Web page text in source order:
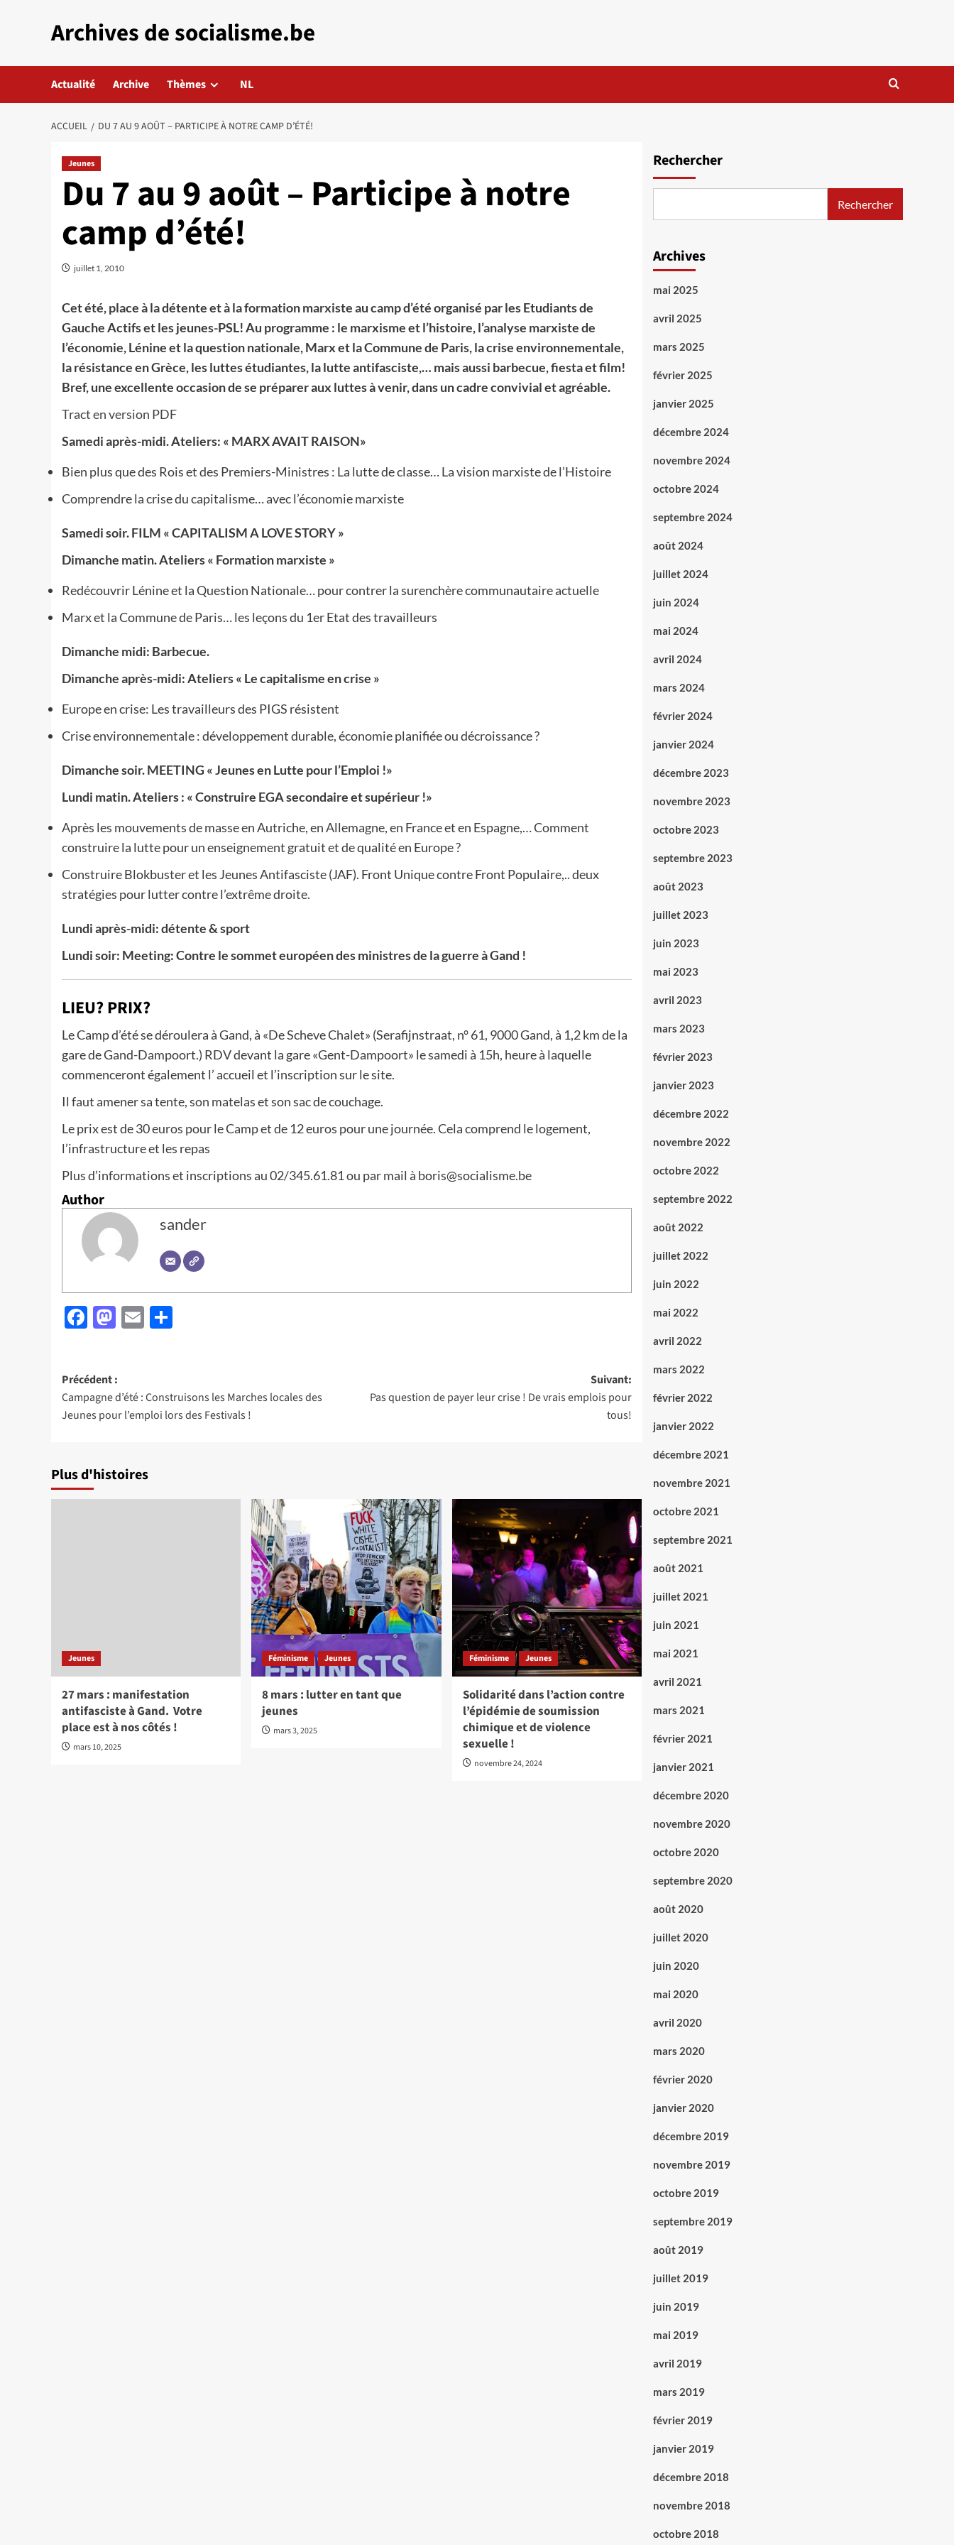
Archives de socialisme.be
Actualité Archive Thèmes NL
ACCUEIL DU 7 AU 9 AOÛT – PARTICIPE À NOTRE CAMP D’ÉTÉ!
Jeunes
Du 7 au 9 août – Participe à notre
camp d’été!
juillet 1, 2010
Cet été, place à la détente et à la formation marxiste au camp d’été organisé par les Etudiants de
Gauche Actifs et les jeunes-PSL! Au programme : le marxisme et l’histoire, l’analyse marxiste de
l’économie, Lénine et la question nationale, Marx et la Commune de Paris, la crise environnementale,
la résistance en Grèce, les luttes étudiantes, la lutte antifasciste,… mais aussi barbecue, fiesta et film!
Bref, une excellente occasion de se préparer aux luttes à venir, dans un cadre convivial et agréable.
Tract en version PDF
Samedi après-midi. Ateliers: « MARX AVAIT RAISON»
Bien plus que des Rois et des Premiers-Ministres : La lutte de classe… La vision marxiste de l’Histoire
Comprendre la crise du capitalisme… avec l’économie marxiste
Samedi soir. FILM « CAPITALISM A LOVE STORY »
Dimanche matin. Ateliers « Formation marxiste »
Redécouvrir Lénine et la Question Nationale… pour contrer la surenchère communautaire actuelle
Marx et la Commune de Paris… les leçons du 1er Etat des travailleurs
Dimanche midi: Barbecue.
Dimanche après-midi: Ateliers « Le capitalisme en crise »
Europe en crise: Les travailleurs des PIGS résistent
Crise environnementale : développement durable, économie planifiée ou décroissance ?
Dimanche soir. MEETING « Jeunes en Lutte pour l’Emploi !»
Lundi matin. Ateliers : « Construire EGA secondaire et supérieur !»
Après les mouvements de masse en Autriche, en Allemagne, en France et en Espagne,… Comment
construire la lutte pour un enseignement gratuit et de qualité en Europe ?
Construire Blokbuster et les Jeunes Antifasciste (JAF). Front Unique contre Front Populaire,.. deux
stratégies pour lutter contre l’extrême droite.
Lundi après-midi: détente & sport
Lundi soir: Meeting: Contre le sommet européen des ministres de la guerre à Gand !
LIEU? PRIX?
Le Camp d’été se déroulera à Gand, à «De Scheve Chalet» (Serafijnstraat, n° 61, 9000 Gand, à 1,2 km de la
gare de Gand-Dampoort.) RDV devant la gare «Gent-Dampoort» le samedi à 15h, heure à laquelle
commenceront également l’ accueil et l’inscription sur le site.
Il faut amener sa tente, son matelas et son sac de couchage.
Le prix est de 30 euros pour le Camp et de 12 euros pour une journée. Cela comprend le logement,
l’infrastructure et les repas
Plus d’informations et inscriptions au 02/345.61.81 ou par mail à boris@socialisme.be
Author
sander
Facebook
Mastodon
Email
Navigation
d’article
Précédent :
Campagne d’été : Construisons les Marches locales des
Jeunes pour l’emploi lors des Festivals !
Suivant:
Pas question de payer leur crise ! De vrais emplois pour
tous!
Plus d'histoires
Jeunes
27 mars : manifestation
antifasciste à Gand. Votre
place est à nos côtés !
mars 10, 2025
Féminisme Jeunes
8 mars : lutter en tant que
jeunes
mars 3, 2025
Féminisme Jeunes
Solidarité dans l’action contre
l’épidémie de soumission
chimique et de violence
sexuelle !
novembre 24, 2024
Rechercher
Rechercher
Archives
mai 2025
avril 2025
mars 2025
février 2025
janvier 2025
décembre 2024
novembre 2024
octobre 2024
septembre 2024
août 2024
juillet 2024
juin 2024
mai 2024
avril 2024
mars 2024
février 2024
janvier 2024
décembre 2023
novembre 2023
octobre 2023
septembre 2023
août 2023
juillet 2023
juin 2023
mai 2023
avril 2023
mars 2023
février 2023
janvier 2023
décembre 2022
novembre 2022
octobre 2022
septembre 2022
août 2022
juillet 2022
juin 2022
mai 2022
avril 2022
mars 2022
février 2022
janvier 2022
décembre 2021
novembre 2021
octobre 2021
septembre 2021
août 2021
juillet 2021
juin 2021
mai 2021
avril 2021
mars 2021
février 2021
janvier 2021
décembre 2020
novembre 2020
octobre 2020
septembre 2020
août 2020
juillet 2020
juin 2020
mai 2020
avril 2020
mars 2020
février 2020
janvier 2020
décembre 2019
novembre 2019
octobre 2019
septembre 2019
août 2019
juillet 2019
juin 2019
mai 2019
avril 2019
mars 2019
février 2019
janvier 2019
décembre 2018
novembre 2018
octobre 2018